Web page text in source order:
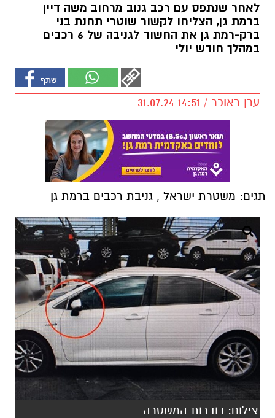
לאחר שנתפס עם רכב גנוב מרחוב משה דיין
ברמת גן, הצליחו לקשור שוטרי תחנת בני
ברק-רמת גן את החשוד לגניבה של 6 רכבים
במהלך חודש יולי
ערן ראוכר / 14:51 31.07.24
תגים: משטרת ישראל , גניבת רכבים ברמת גן
צילום: דוברות המשטרה